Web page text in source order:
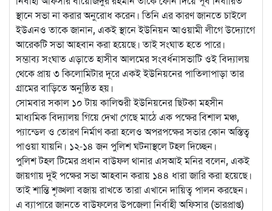
স্থানে সভা না করার অনুরোধ করেন। তিনি এর কারণ জানতে চাইলে
ইউএনও তাকে জানান, একই স্থানে ইউনিয়ন আওয়ামী লীগে উদ্যোগে
আরেকটি সভা আহবান করা হয়েছে। তাই সংঘাত হতে পারে।
সম্ভাব্য সংঘাত এড়াতে হাসীব আলমের সংবর্ধনাসভাটি ওই বিদ্যালয়
থেকে প্রায় ৩ কিলোমিটার দূরে একই ইউনিয়নের পাতিলাপাড়া তার
গ্রামের বাড়িতে অনুষ্ঠিত হয়।
সোমবার সকাল ১০ টায় কালিশুরী ইউনিয়নের ছিটকা মহসীন
মাধ্যমিক বিদ্যালয় গিয়ে দেখা গেছে মাঠে এক পক্ষের বিশাল মঞ্চ,
প্যান্ডেল ও তোরণ নির্মাণ করা হলেও অপরপক্ষের সভার কোন অস্তিত্ব
পাওয়া যায়নি। ১২-১৪ জন পুলিশ ঘটনাস্থলে টহল দিচ্ছেন।
পুলিশ টহল টিমের প্রধান বাউফল থানার এসআই মনির বলেন, একই
জায়গায় দুই পক্ষের সভা আহবান করায় ১৪৪ ধারা জারি করা হয়েছে।
তাই শান্তি শৃঙ্খলা বজায় রাখতে তারা এখানে দায়িত্ব পালন করছেন।
এ ব্যাপারে জানতে বাউফলের উপজেলা নির্বাহী অফিসার (ভারপ্রাপ্ত)